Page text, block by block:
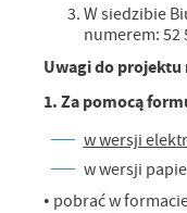
W siedzibie
numerem: 52
Uwagi do projektu
1. Za pomocą
w wersji
w wersji
• pobrać w